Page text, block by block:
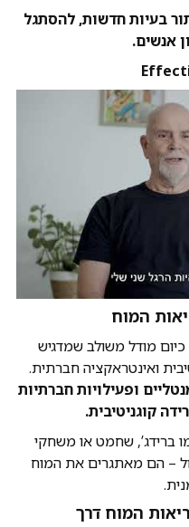
בעיות חדשות, להסתגל
אנשים.
המוח
כיום מודל משולב שמדגיש
ואינטראקציה חברתית.
ופעילויות חברתיות
קוגניטיבית.
ברידג’, שחמט או משחקי
– הם מאתגרים את המוח
המוח דרך